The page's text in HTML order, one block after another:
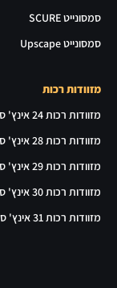
סמסונייט SCURE
סמסונייט Upscape
מזוודות רכות
מזוודות רכות 24 אינץ' סמסונייט
מזוודות רכות 28 אינץ' סמסונייט
מזוודות רכות 29 אינץ' סמסונייט
מזוודות רכות 30 אינץ' סמסונייט
מזוודות רכות 31 אינץ' סמסונייט